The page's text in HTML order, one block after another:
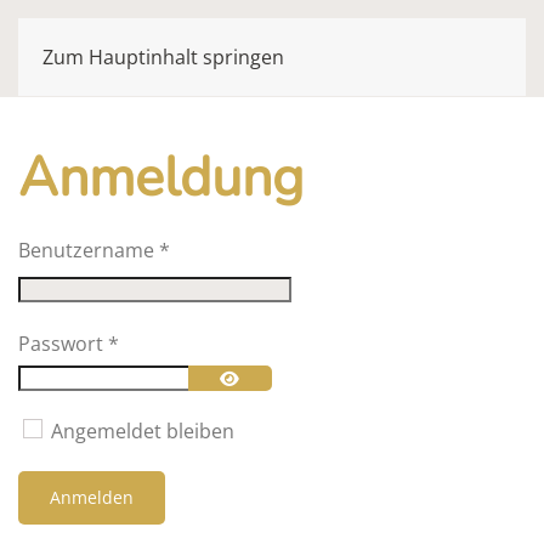
Zum Hauptinhalt springen
Anmeldung
Benutzername *
Passwort *
Passwort anzeigen
Angemeldet bleiben
Anmelden